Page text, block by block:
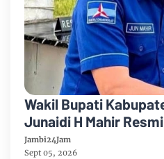
Wakil Bupati
Junaidi H Mahir
Partai Demikrat
Jambi24Jam
Sept 05, 2026